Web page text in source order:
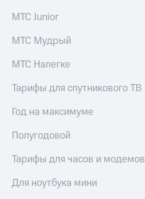
МТС Junior
МТС Мудрый
МТС Налегке
Тарифы для спутникового ТВ
Год на максимуме
Полугодовой
Тарифы для часов и модемов
Для ноутбука мини